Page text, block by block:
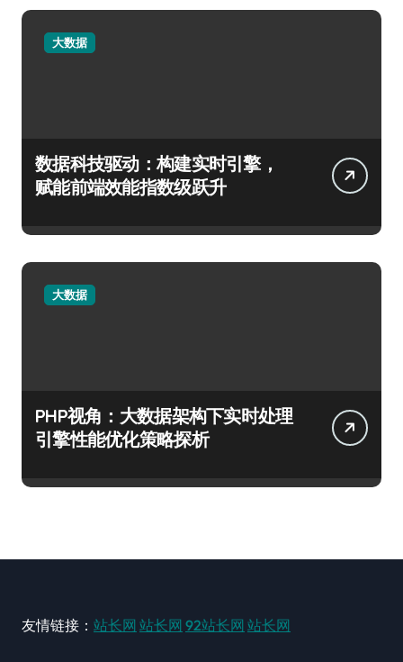
大数据
数据科技驱动：构建实时引擎，
赋能前端效能指数级跃升
大数据
PHP视角：大数据架构下实时处理
引擎性能优化策略探析
友情链接： 站长网 站长网 92站长网 站长网